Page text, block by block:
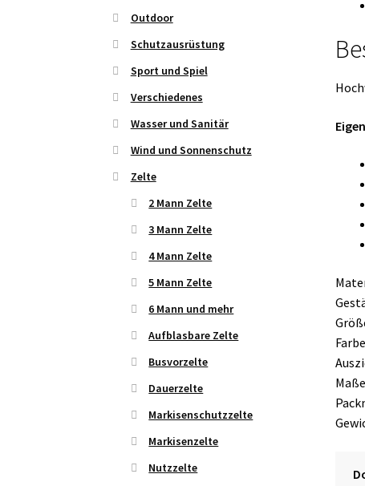
Outdoor
Schutzausrüstung
Sport und Spiel
Verschiedenes
Wasser und Sanitär
Wind und Sonnenschutz
Zelte
2 Mann Zelte
3 Mann Zelte
4 Mann Zelte
5 Mann Zelte
6 Mann und mehr
Aufblasbare Zelte
Busvorzelte
Dauerzelte
Markisenschutzzelte
Markisenzelte
Nutzzelte